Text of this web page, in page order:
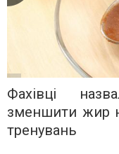
Фахівці
зменшити жир
тренувань